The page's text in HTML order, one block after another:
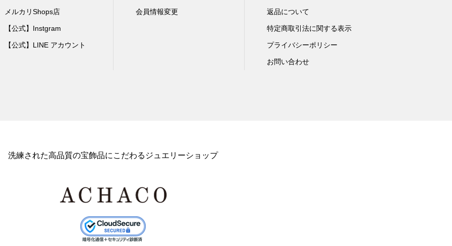
メルカリShops店
【公式】Instgram
【公式】LINE アカウント
会員情報変更 返品について
特定商取引法に関する表示
プライバシーポリシー
お問い合わせ
洗練された高品質の宝飾品にこだわるジュエリーショップ